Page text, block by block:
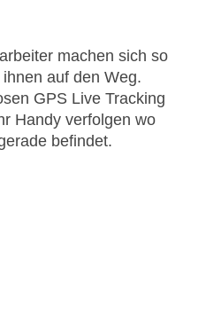
machen sich so
auf den Weg.
GPS Live Tracking
Handy verfolgen wo
befindet.